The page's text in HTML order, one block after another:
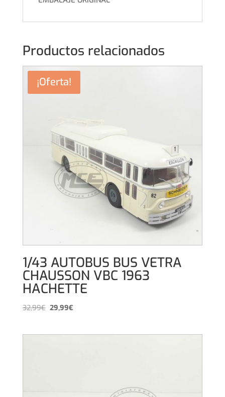
Productos relacionados
¡Oferta!
1/43 AUTOBUS BUS VETRA
CHAUSSON VBC 1963
HACHETTE
32,99€El29,99€El